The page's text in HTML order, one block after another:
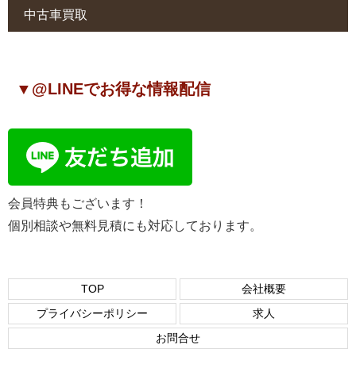
中古車買取
▼@LINEでお得な情報配信
会員特典もございます！
個別相談や無料見積にも対応しております。
TOP
会社概要
プライバシーポリシー
求人
お問合せ